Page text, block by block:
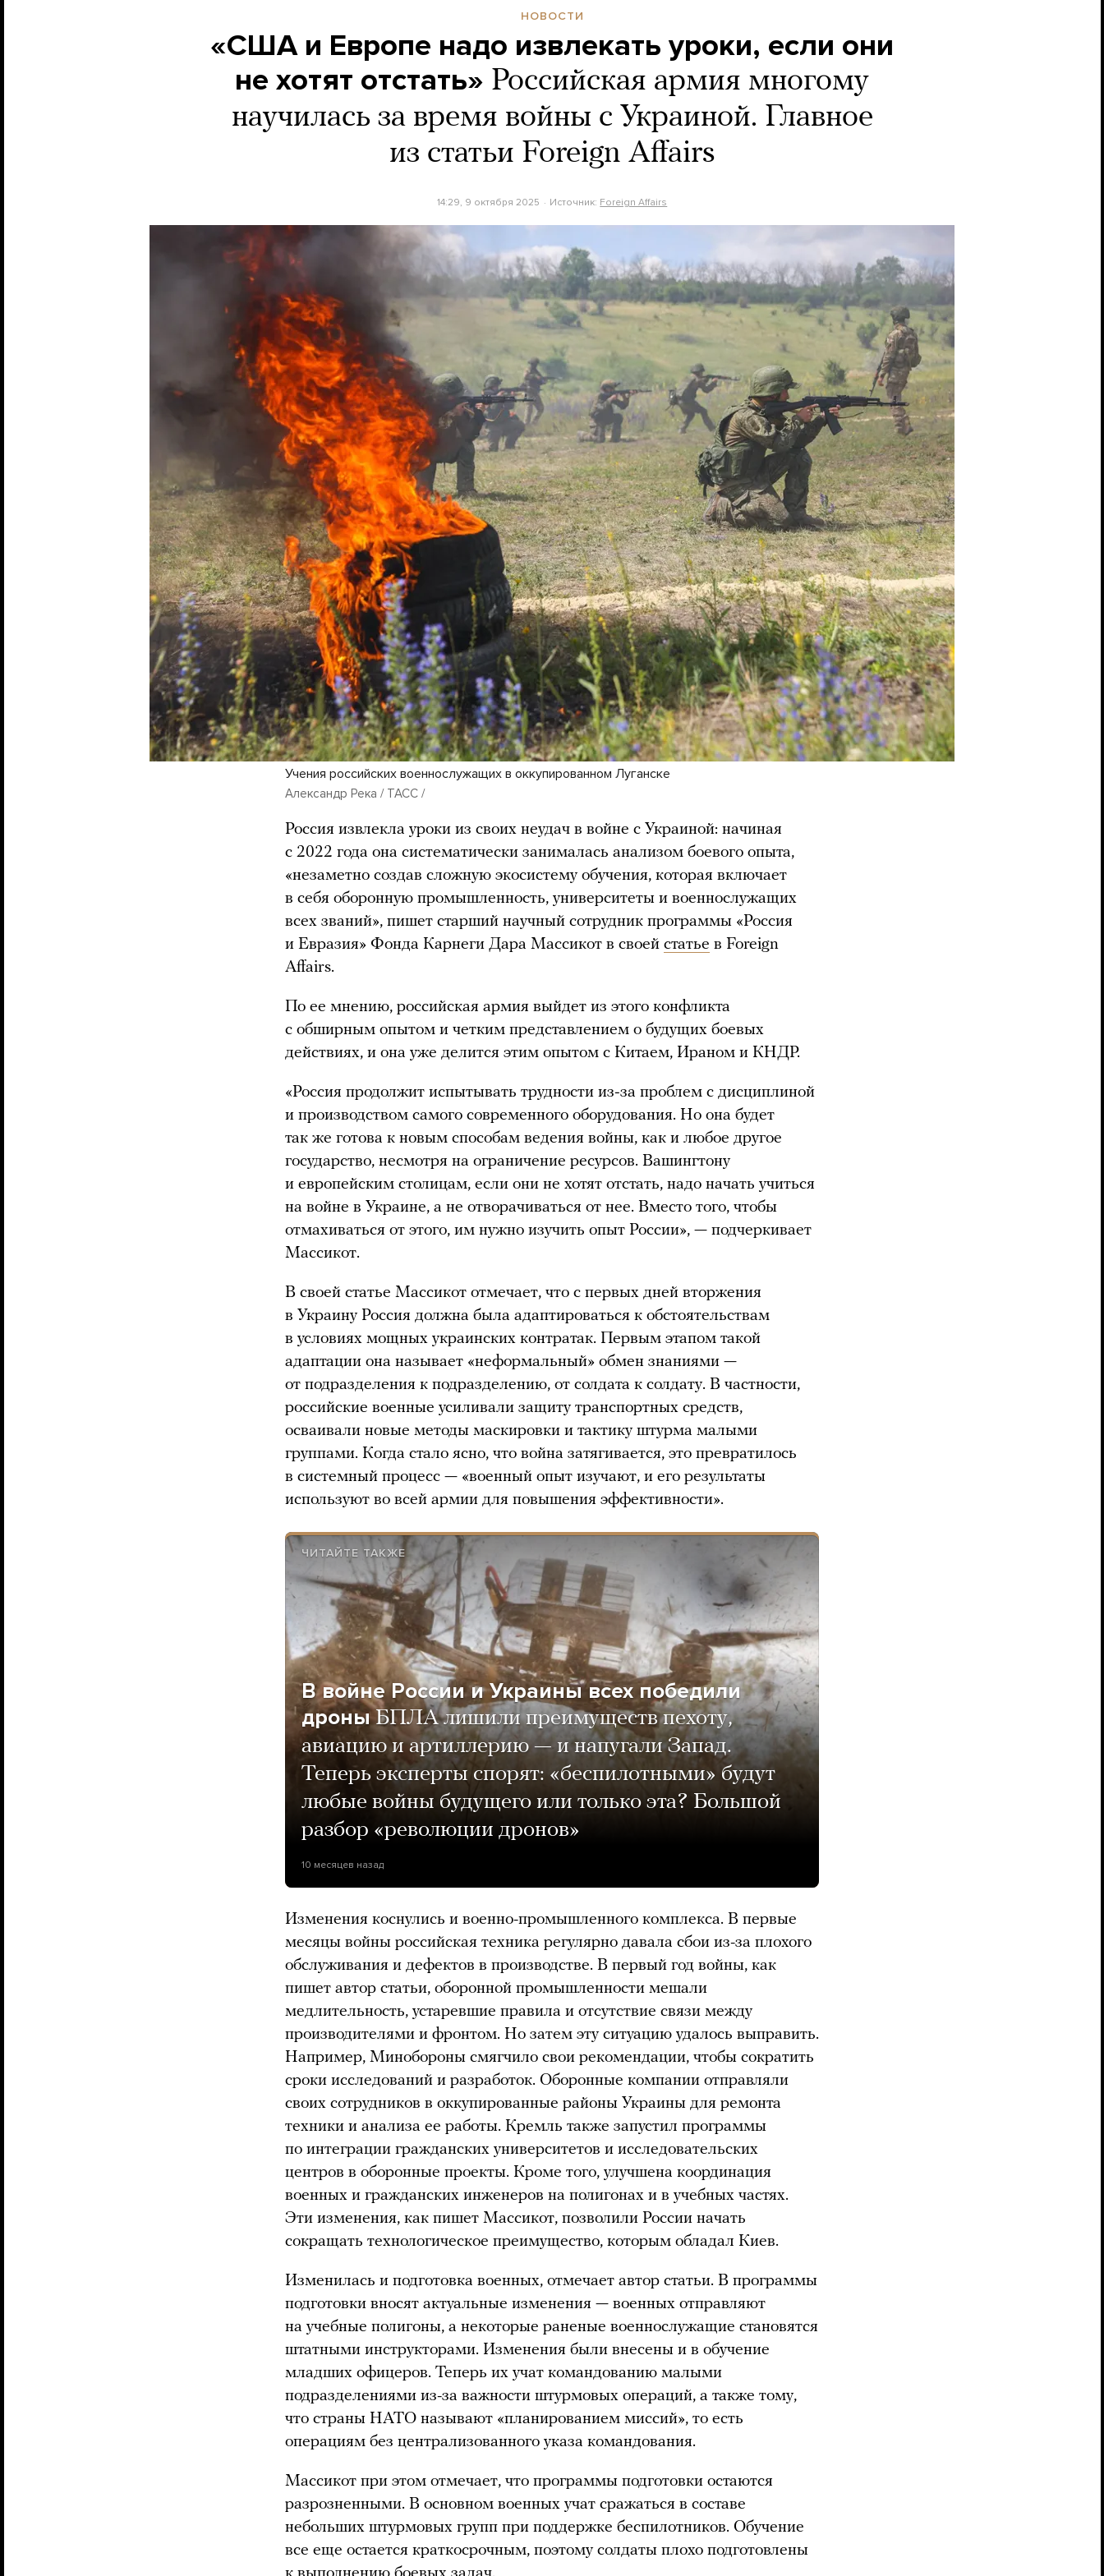
НОВОСТИ
«США и Европе надо извлекать уроки, если они
не хотят отстать» Российская армия многому
научилась за время войны с Украиной. Главное
из статьи Foreign Affairs
14:29, 9 октября 2025 Источник: Foreign Affairs
Учения российских военнослужащих в оккупированном Луганске
Александр Река / ТАСС /
Россия извлекла уроки из своих неудач в войне с Украиной: начиная
с 2022 года она систематически занималась анализом боевого опыта,
«незаметно создав сложную экосистему обучения, которая включает
в себя оборонную промышленность, университеты и военнослужащих
всех званий», пишет старший научный сотрудник программы «Россия
и Евразия» Фонда Карнеги Дара Массикот в своей статье в Foreign
Affairs.
По ее мнению, российская армия выйдет из этого конфликта
с обширным опытом и четким представлением о будущих боевых
действиях, и она уже делится этим опытом с Китаем, Ираном и КНДР.
«Россия продолжит испытывать трудности из‑за проблем с дисциплиной
и производством самого современного оборудования. Но она будет
так же готова к новым способам ведения войны, как и любое другое
государство, несмотря на ограничение ресурсов. Вашингтону
и европейским столицам, если они не хотят отстать, надо начать учиться
на войне в Украине, а не отворачиваться от нее. Вместо того, чтобы
отмахиваться от этого, им нужно изучить опыт России», — подчеркивает
Массикот.
В своей статье Массикот отмечает, что с первых дней вторжения
в Украину Россия должна была адаптироваться к обстоятельствам
в условиях мощных украинских контратак. Первым этапом такой
адаптации она называет «неформальный» обмен знаниями —
от подразделения к подразделению, от солдата к солдату. В частности,
российские военные усиливали защиту транспортных средств,
осваивали новые методы маскировки и тактику штурма малыми
группами. Когда стало ясно, что война затягивается, это превратилось
в системный процесс — «военный опыт изучают, и его результаты
используют во всей армии для повышения эффективности».
ЧИТАЙТЕ ТАКЖЕ
В войне России и Украины всех победили
дроны БПЛА лишили преимуществ пехоту,
авиацию и артиллерию — и напугали Запад.
Теперь эксперты спорят: «беспилотными» будут
любые войны будущего или только эта? Большой
разбор «революции дронов»
10 месяцев назад
Изменения коснулись и военно-промышленного комплекса. В первые
месяцы войны российская техника регулярно давала сбои из-за плохого
обслуживания и дефектов в производстве. В первый год войны, как
пишет автор статьи, оборонной промышленности мешали
медлительность, устаревшие правила и отсутствие связи между
производителями и фронтом. Но затем эту ситуацию удалось выправить.
Например, Минобороны смягчило свои рекомендации, чтобы сократить
сроки исследований и разработок. Оборонные компании отправляли
своих сотрудников в оккупированные районы Украины для ремонта
техники и анализа ее работы. Кремль также запустил программы
по интеграции гражданских университетов и исследовательских
центров в оборонные проекты. Кроме того, улучшена координация
военных и гражданских инженеров на полигонах и в учебных частях.
Эти изменения, как пишет Массикот, позволили России начать
сокращать технологическое преимущество, которым обладал Киев.
Изменилась и подготовка военных, отмечает автор статьи. В программы
подготовки вносят актуальные изменения — военных отправляют
на учебные полигоны, а некоторые раненые военнослужащие становятся
штатными инструкторами. Изменения были внесены и в обучение
младших офицеров. Теперь их учат командованию малыми
подразделениями из-за важности штурмовых операций, а также тому,
что страны НАТО называют «планированием миссий», то есть
операциям без централизованного указа командования.
Массикот при этом отмечает, что программы подготовки остаются
разрозненными. В основном военных учат сражаться в составе
небольших штурмовых групп при поддержке беспилотников. Обучение
все еще остается краткосрочным, поэтому солдаты плохо подготовлены